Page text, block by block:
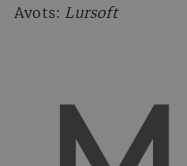
Avots: Lursoft